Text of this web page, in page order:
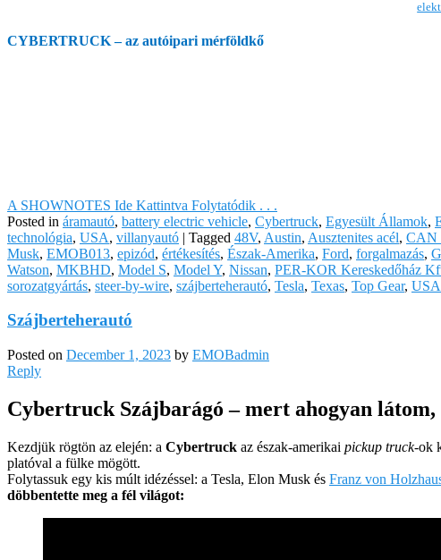
CYBERTRUCK – az autóipari mérföldkő
A SHOWNOTES Ide Kattintva Folytatódik . . .
Posted in áramautó, battery electric vehicle, Cybertruck, Egyesült Államok,
technológia, USA, villanyautó | Tagged 48V, Austin, Ausztenites acél, CAN
Musk, EMOB013, epizód, értékesítés, Észak-Amerika, Ford, forgalmazás,
Watson, MKBHD, Model S, Model Y, Nissan, PER-KOR Kereskedőház
sorozatgyártás, steer-by-wire, szájberteherautó, Tesla, Texas, Top Gear, USA
Szájberteherautó
Posted on December 1, 2023 by EMOBadmin
Reply
Cybertruck Szájbarágó – mert ahogyan látom,
Kezdjük rögtön az elején: a Cybertruck az észak-amerikai pickup truck-ok
platóval a fülke mögött.
Folytassuk egy kis múlt idézéssel: a Tesla, Elon Musk és Franz von
döbbentette meg a fél világot: